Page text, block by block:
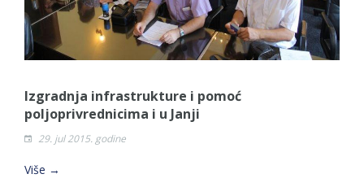
Izgradnja infrastrukture i pomoć
poljoprivrednicima i u Janji
29. jul 2015. godine
Više →